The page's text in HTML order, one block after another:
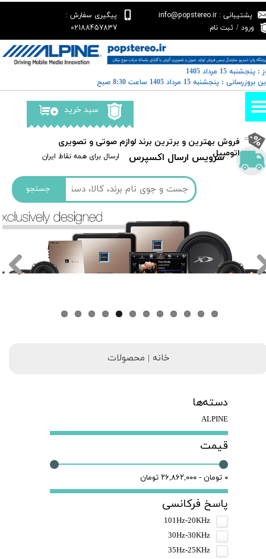
جستجو
سرویس ارسال اکسپرس ​​ارسال برای همه نقاط ایران
پشتیبانی : info@popstereo.ir
پیگیری سفارش :
02188457837
ورود / ثبت نام
حساب کاربری من
تغییر گذر واژه
سفارشات
خروج از حساب کاربری
۰ سبد خرید
​فروش بهترین و برترین برند لوازم صوتی و تصویری
اتومبیل​​​​​​​
15 مرداد 1405
: پنجشنبه 15 مرداد 1405 ساعت 8:30 صبح
خانه | محصولات
دسته‌ها
ALPINE
قیمت
۰ تومان - ۲۶,۸۶۲,۰۰۰ تومان
پاسخ فرکانسی
101Hz-20KHz
30Hz-30KHz
35Hz-25KHz